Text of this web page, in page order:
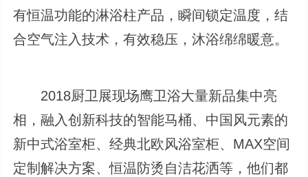
有恒温功能的淋浴柱产品，瞬间锁定温度，结
合空气注入技术，有效稳压，沐浴绵绵暖意。
2018厨卫展现场鹰卫浴大量新品集中亮
相，融入创新科技的智能马桶、中国风元素的
新中式浴室柜、经典北欧风浴室柜、MAX空间
定制解决方案、恒温防烫自洁花洒等，他们都